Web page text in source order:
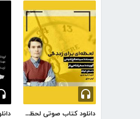
دانلود کتاب صوتی لحظه‌ای برای زندگی